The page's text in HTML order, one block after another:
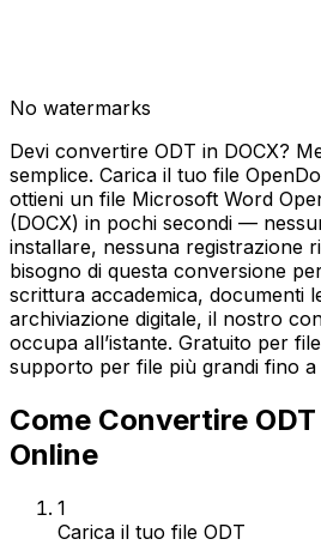
No watermarks
Devi convertire ODT in DOCX?
semplice. Carica il tuo file
ottieni un file Microsoft Word
(DOCX) in pochi secondi —
installare, nessuna registrazione
bisogno di questa conversione
scrittura accademica, documenti
archiviazione digitale, il nostro
occupa all’istante. Gratuito per
supporto per file più grandi fino a
Come Convertire
Online
1
Carica il tuo file ODT